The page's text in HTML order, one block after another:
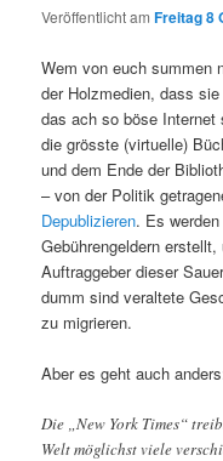
Veröffentlicht amFreitag 8
Wem von euch summen
der Holzmedien, dass
das ach so böse Internet
die grösste (virtuelle)
und dem Ende der
– von der Politik
Depublizieren. Es
Gebührengeldern
Auftraggeber dieser
dumm sind veraltete
zu migrieren.
Aber es geht auch
Die „New York Times“
Welt möglichst viele